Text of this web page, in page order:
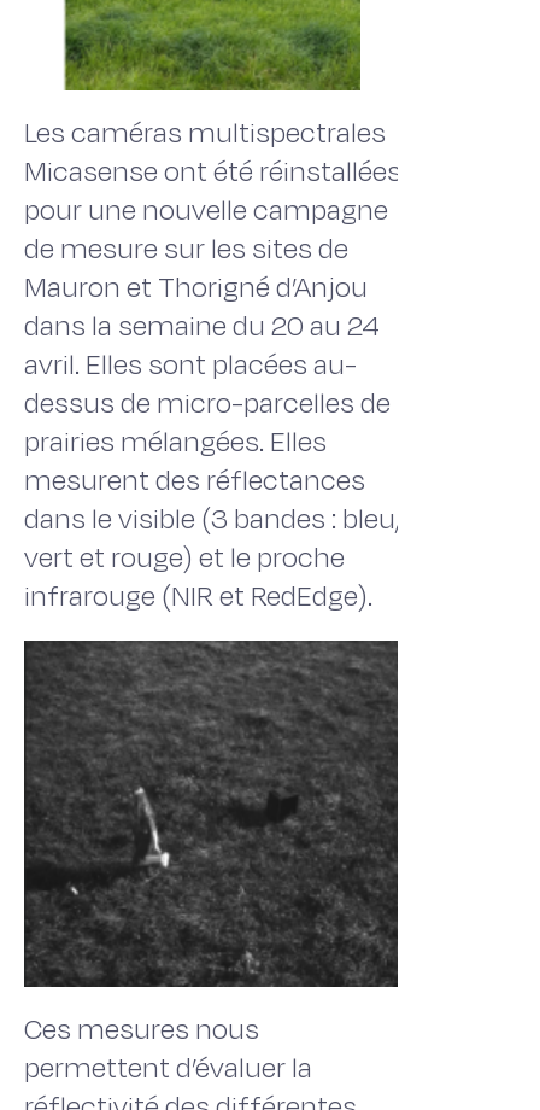
Les caméras multispectrales
Micasense ont été réinstallées
pour une nouvelle campagne
de mesure sur les sites de
Mauron et Thorigné d’Anjou
dans la semaine du 20 au 24
avril. Elles sont placées au-
dessus de micro-parcelles de
prairies mélangées. Elles
mesurent des réflectances
dans le visible (3 bandes : bleu,
vert et rouge) et le proche
infrarouge (NIR et RedEdge).
Ces mesures nous
permettent d’évaluer la